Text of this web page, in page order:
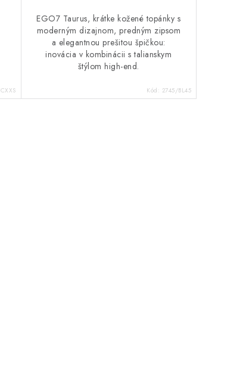
EGO7 Taurus, krátke kožené topánky s
moderným dizajnom, predným zipsom
a elegantnou prešitou špičkou:
inovácia v kombinácii s talianskym
štýlom high-end.
Kód: 2745/BL45